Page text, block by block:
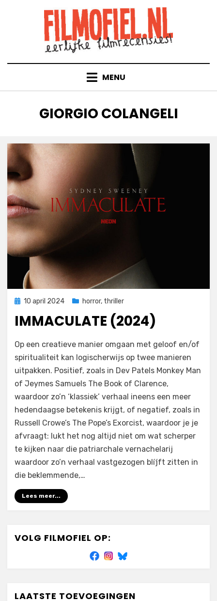
MENU
TAG
:
GIORGIO COLANGELI
Geplaatst
10 april 2024 horror, thriller
IMMACULATE (2024)
Filmofiel.nl
Op een creatieve manier omgaan met geloof en/of
spiritualiteit kan logischerwijs op twee manieren
uitpakken. Positief, zoals in Dev Patels Monkey Man
of Jeymes Samuels The Book of Clarence,
waardoor zo’n ‘klassiek’ verhaal ineens een meer
hedendaagse betekenis krijgt, of negatief, zoals in
Russell Crowe’s The Pope’s Exorcist, waardoor je je
afvraagt: lukt het nog altijd niet om wat scherper
te kijken naar die patriarchale vernachelarij
waardoor zo’n verhaal vastgezogen blíjft zitten in
die beklemmende,…
Lees meer...
VOLG FILMOFIEL OP:
LAATSTE TOEVOEGINGEN